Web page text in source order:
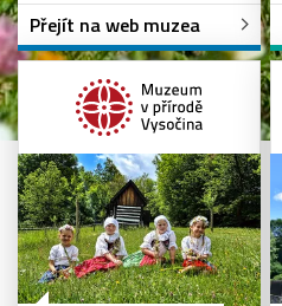
Přejít na web muzea